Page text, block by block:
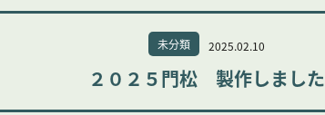
未分類 2025.02.10
２０２５門松 製作しました